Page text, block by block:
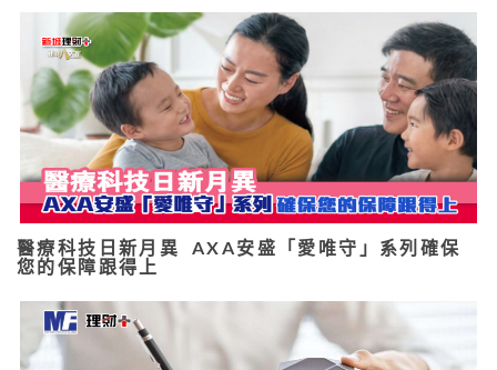
醫療科技日新月異 AXA安盛「愛唯守」系列確保
您的保障跟得上